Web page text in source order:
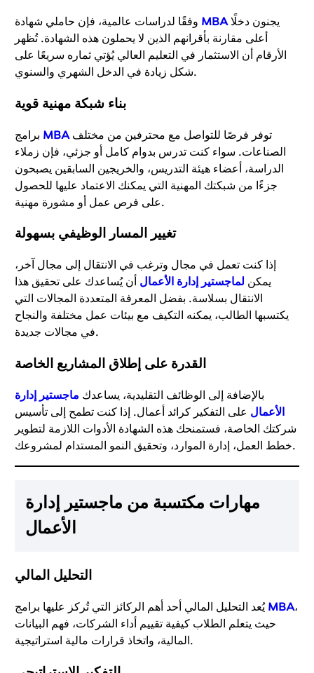
وفقًا لدراسات عالمية، فإن حاملي شهادة MBAيجنون دخلًا
أعلى مقارنة بأقرانهم الذين لا يحملون هذه الشهادة. تُظهر
الأرقام أن الاستثمار في التعليم العالي يُؤتي ثماره سريعًا على
شكل زيادة في الدخل الشهري والسنوي.
بناء شبكة مهنية قوية
MBA
الصناعات. سواء كنت تدرس بدوام كامل أو جزئي، فإن زملاء
الدراسة، أعضاء هيئة التدريس، والخريجين السابقين يصبحون
جزءًا من شبكتك المهنية التي يمكنك الاعتماد عليها للحصول
على فرص عمل أو مشورة مهنية.
تغيير المسار الوظيفي بسهولة
إذا كنت تعمل في مجال وترغب في الانتقال إلى مجال آخر،
يمكن لماجستير إدارة الأعمال أن يُساعدك على تحقيق هذا
الانتقال بسلاسة. بفضل المعرفة المتعددة المجالات التي
يكتسبها الطالب، يمكنه التكيف مع بيئات عمل مختلفة والنجاح
في مجالات جديدة.
القدرة على إطلاق المشاريع الخاصة
بالإضافة إلى الوظائف التقليدية، يساعدك ماجستير إدارة
الأعمال على التفكير كرائد أعمال. إذا كنت تطمح إلى تأسيس
شركتك الخاصة، فستمنحك هذه الشهادة الأدوات اللازمة لتطوير
خطط العمل، إدارة الموارد، وتحقيق النمو المستدام لمشروعك.
مهارات مكتسبة من ماجستير إدارة
الأعمال
التحليل المالي
يُعد التحليل المالي أحد أهم الركائز التي تُركز عليها برامج MBA،
حيث يتعلم الطلاب كيفية تقييم أداء الشركات، فهم البيانات
المالية، واتخاذ قرارات مالية استراتيجية.